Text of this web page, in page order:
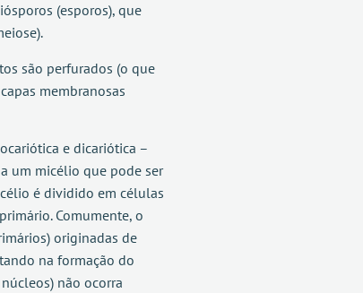
(esporos), que
são perfurados (o que
membranosas
e dicariótica –
um micélio que pode ser
é dividido em células
Comumente, o
originadas de
na formação do
não ocorra